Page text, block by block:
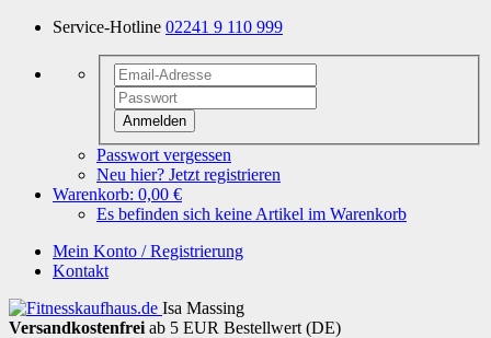
Service-Hotline 02241 9 110 999
Anmelden
Passwort vergessen
Neu hier? Jetzt registrieren
Warenkorb: 0,00 €
Es befinden sich keine Artikel im Warenkorb
Mein Konto / Registrierung
Kontakt
Isa Massing
Versandkostenfrei ab 5 EUR Bestellwert (DE)